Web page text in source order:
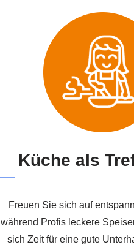
Küche als
Freuen Sie sich auf
während Profis leckere
sich Zeit für eine gute